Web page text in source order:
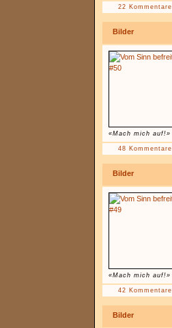
22 Kommentare
Bilder
«Mach mich auf!»
48 Kommentare
Bilder
«Mach mich auf!»
42 Kommentare
Bilder